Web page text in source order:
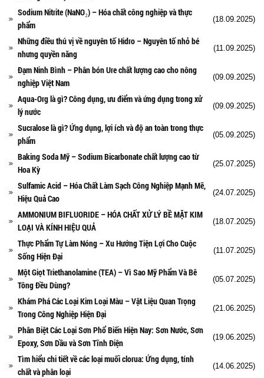
Sodium Nitrite (NaNO₂) – Hóa chất công nghiệp và thực
phẩm
(18.09.2025)
Những điều thú vị về nguyên tố Hidro – Nguyên tố nhỏ bé
nhưng quyền năng
(11.09.2025)
Đạm Ninh Bình – Phân bón Ure chất lượng cao cho nông
nghiệp Việt Nam
(09.09.2025)
Aqua-Org là gì? Công dụng, ưu điểm và ứng dụng trong xử
lý nước
(09.09.2025)
Sucralose là gì? Ứng dụng, lợi ích và độ an toàn trong thực
phẩm
(05.09.2025)
Baking Soda Mỹ – Sodium Bicarbonate chất lượng cao từ
Hoa Kỳ
(25.07.2025)
Sulfamic Acid – Hóa Chất Làm Sạch Công Nghiệp Mạnh Mẽ,
Hiệu Quả Cao
(24.07.2025)
AMMONIUM BIFLUORIDE – HÓA CHẤT XỬ LÝ BỀ MẶT KIM
LOẠI VÀ KÍNH HIỆU QUẢ
(18.07.2025)
Thực Phẩm Tự Làm Nóng – Xu Hướng Tiện Lợi Cho Cuộc
Sống Hiện Đại
(11.07.2025)
Một Giọt Triethanolamine (TEA) – Vì Sao Mỹ Phẩm Và Bê
Tông Đều Dùng?
(05.07.2025)
Khám Phá Các Loại Kim Loại Màu – Vật Liệu Quan Trọng
Trong Công Nghiệp Hiện Đại
(21.06.2025)
Phân Biệt Các Loại Sơn Phổ Biến Hiện Nay: Sơn Nước, Sơn
Epoxy, Sơn Dầu và Sơn Tĩnh Điện
(19.06.2025)
Tìm hiểu chi tiết về các loại muối clorua: Ứng dụng, tính
chất và phân loại
(14.06.2025)